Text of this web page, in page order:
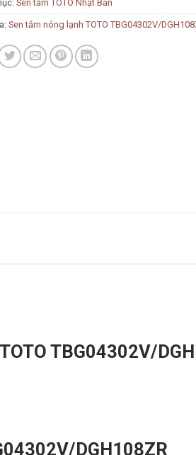
Sen tắm TOTO Nhật Bản
Sen tắm nóng lạnh TOTO TBG04302V/
TBG04302V/
DGH108ZR